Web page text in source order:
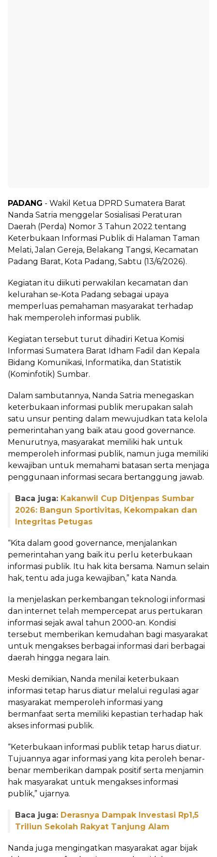
PADANG - Wakil Ketua DPRD Sumatera Barat
Nanda Satria menggelar Sosialisasi Peraturan
Daerah (Perda) Nomor 3 Tahun 2022 tentang
Keterbukaan Informasi Publik di Halaman Taman
Melati, Jalan Gereja, Belakang Tangsi, Kecamatan
Padang Barat, Kota Padang, Sabtu (13/6/2026).
Kegiatan itu diikuti perwakilan kecamatan dan
kelurahan se-Kota Padang sebagai upaya
memperluas pemahaman masyarakat terhadap
hak memperoleh informasi publik.
Kegiatan tersebut turut dihadiri Ketua Komisi
Informasi Sumatera Barat Idham Fadil dan Kepala
Bidang Komunikasi, Informatika, dan Statistik
(Kominfotik) Sumbar.
Dalam sambutannya, Nanda Satria menegaskan
keterbukaan informasi publik merupakan salah
satu unsur penting dalam mewujudkan tata kelola
pemerintahan yang baik atau good governance.
Menurutnya, masyarakat memiliki hak untuk
memperoleh informasi publik, namun juga memiliki
kewajiban untuk memahami batasan serta menjaga
penggunaan informasi secara bertanggung jawab.
Baca juga: Kakanwil Cup Ditjenpas Sumbar
2026: Bangun Sportivitas, Kekompakan dan
Integritas Petugas
“Kita dalam good governance, menjalankan
pemerintahan yang baik itu perlu keterbukaan
informasi publik. Itu hak kita bersama. Namun selain
hak, tentu ada juga kewajiban,” kata Nanda.
Ia menjelaskan perkembangan teknologi informasi
dan internet telah mempercepat arus pertukaran
informasi sejak awal tahun 2000-an. Kondisi
tersebut memberikan kemudahan bagi masyarakat
untuk mengakses berbagai informasi dari berbagai
daerah hingga negara lain.
Meski demikian, Nanda menilai keterbukaan
informasi tetap harus diatur melalui regulasi agar
masyarakat memperoleh informasi yang
bermanfaat serta memiliki kepastian terhadap hak
akses informasi publik.
“Keterbukaan informasi publik tetap harus diatur.
Tujuannya agar informasi yang kita peroleh benar-
benar memberikan dampak positif serta menjamin
hak masyarakat untuk mengakses informasi
publik,” ujarnya.
Baca juga: Derasnya Dampak Investasi Rp1,5
Triliun Sekolah Rakyat Tanjung Alam
Nanda juga mengingatkan masyarakat agar bijak